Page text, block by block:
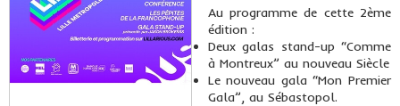
Au programme de cette 2ème
édition :
Deux galas stand-up “Comme
à Montreux” au nouveau Siècle
Le nouveau gala “Mon Premier
Gala”, au Sébastopol.